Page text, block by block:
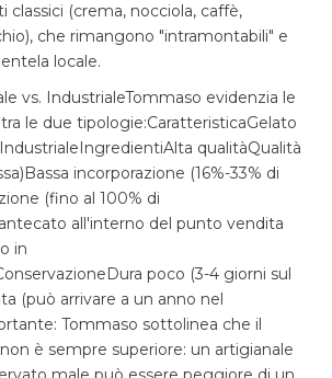
classici (crema, nocciola, caffè,
che rimangono "intramontabili" e
locale.
vs. IndustrialeTommaso evidenzia le
le due tipologie:CaratteristicaGelato
qualitàQualità
incorporazione (16%-33% di
(fino al 100% di
all'interno del punto vendita
in
poco (3-4 giorni sul
(può arrivare a un anno nel
Tommaso sottolinea che il
è sempre superiore: un artigianale